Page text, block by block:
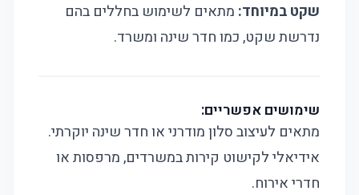
שקט במיוחד: מתאים לשימוש בחללים בהם
נדרשת שקט, כמו חדר שינה ומשרד.
שימושים אפשריים:
מתאים לעיצוב סלון מודרני או חדר שינה יוקרתי.
אידיאלי לקישוט קירות במשרדים, מרפסות או
חדרי אירוח.